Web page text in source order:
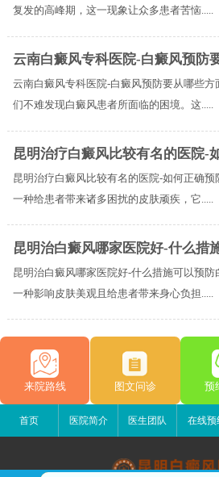
复发的高峰期，这一现象让众多患者苦恼.....
云南白癜风专科医院-白癜风预防
云南白癜风专科医院-白癜风预防要从哪些
们不难发现白癜风患者所面临的困境。这.....
昆明治疗白癜风比较有名的医院-
昆明治疗白癜风比较有名的医院-如何正确
一种给患者带来诸多困扰的皮肤顽疾，它.....
昆明治白癜风哪家医院好-什么措
昆明治白癜风哪家医院好-什么措施可以预
一种影响皮肤美观且给患者带来身心负担.....
来院路线 图文问诊 预
首页 医院简介 医生团队 在线预